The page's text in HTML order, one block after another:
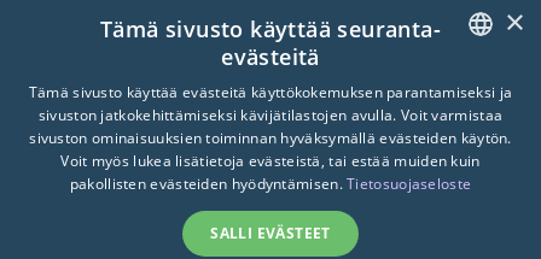
Laskutustiedot
Tietosuojaseloste
Turvallisemman tilan periaatteet
FINNISH
SWEDISH
×
Tämä sivusto käyttää seuranta-
evästeitä
Tämä sivusto käyttää evästeitä käyttökokemuksen parantamiseksi ja
sivuston jatkokehittämiseksi kävijätilastojen avulla. Voit varmistaa
sivuston ominaisuuksien toiminnan hyväksymällä evästeiden käytön.
Voit myös lukea lisätietoja evästeistä, tai estää muiden kuin
pakollisten evästeiden hyödyntämisen.Tietosuojaseloste
SALLI EVÄSTEET